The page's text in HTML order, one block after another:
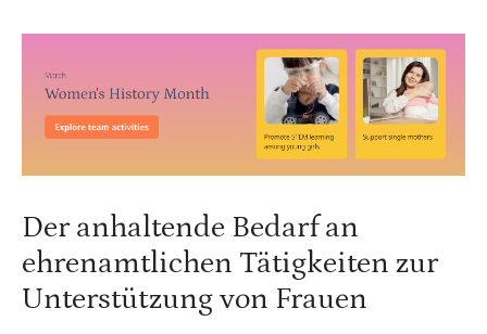
Der anhaltende Bedarf an
ehrenamtlichen Tätigkeiten zur
Unterstützung von Frauen